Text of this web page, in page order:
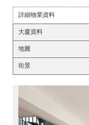
詳細物業資料
大廈資料
地圖
街景